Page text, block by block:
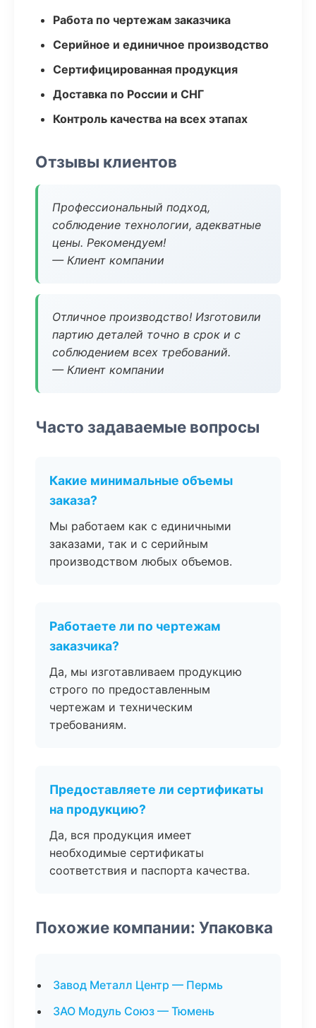
Работа по чертежам заказчика
Серийное и единичное производство
Сертифицированная продукция
Доставка по России и СНГ
Контроль качества на всех этапах
Отзывы клиентов
Профессиональный подход,
соблюдение технологии, адекватные
цены. Рекомендуем!
— Клиент компании
Отличное производство! Изготовили
партию деталей точно в срок и с
соблюдением всех требований.
— Клиент компании
Часто задаваемые вопросы
Какие минимальные объемы
заказа?
Мы работаем как с единичными
заказами, так и с серийным
производством любых объемов.
Работаете ли по чертежам
заказчика?
Да, мы изготавливаем продукцию
строго по предоставленным
чертежам и техническим
требованиям.
Предоставляете ли сертификаты
на продукцию?
Да, вся продукция имеет
необходимые сертификаты
соответствия и паспорта качества.
Похожие компании: Упаковка
Завод Металл Центр — Пермь
ЗАО Модуль Союз — Тюмень